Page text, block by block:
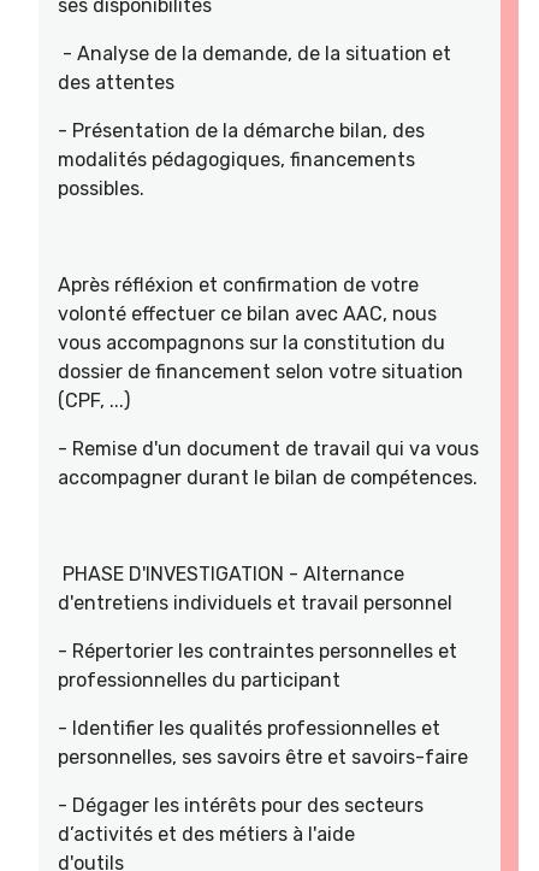
ses disponibilités
- Analyse de la demande, de la situation et
des attentes
- Présentation de la démarche bilan, des
modalités pédagogiques, financements
possibles.
Après réfléxion et confirmation de votre
volonté effectuer ce bilan avec AAC, nous
vous accompagnons sur la constitution du
dossier de financement selon votre situation
(CPF, ...)
- Remise d'un document de travail qui va vous
accompagner durant le bilan de compétences.
PHASE D'INVESTIGATION - Alternance
d'entretiens individuels et travail personnel
- Répertorier les contraintes personnelles et
professionnelles du participant
- Identifier les qualités professionnelles et
personnelles, ses savoirs être et savoirs-faire
- Dégager les intérêts pour des secteurs
d’activités et des métiers à l'aide
d'outils